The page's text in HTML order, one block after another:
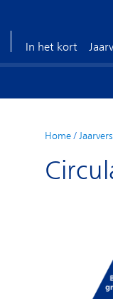
In het kort
Home/